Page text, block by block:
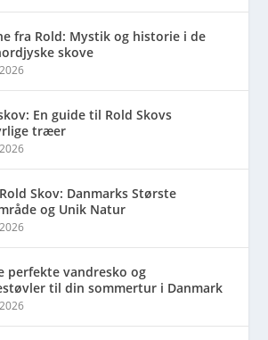
fra Rold: Mystik og historie i de
skove
En guide til Rold Skovs
træer
Skov: Danmarks Største
og Unik Natur
perfekte vandresko og
til din sommertur i Danmark